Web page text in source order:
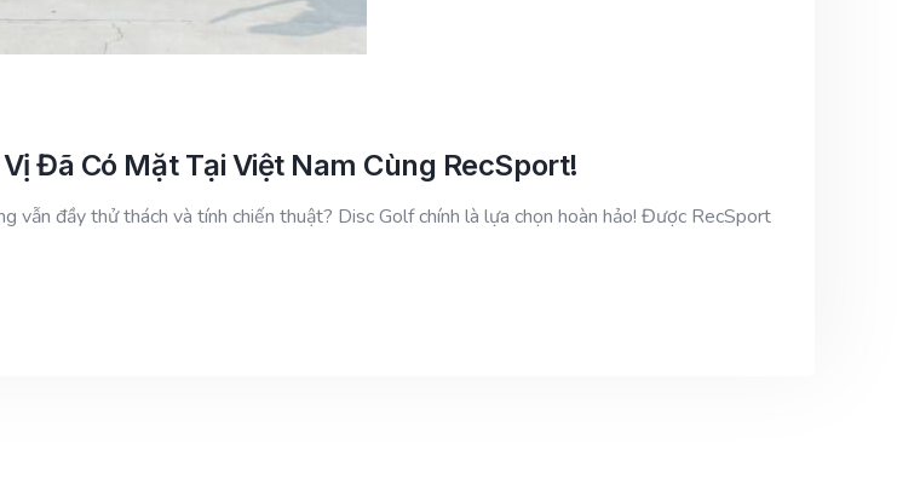
Đã Có Mặt Tại Việt Nam Cùng RecSport!
đầy thử thách và tính chiến thuật? Disc Golf chính là lựa chọn hoàn hảo! Được RecSport